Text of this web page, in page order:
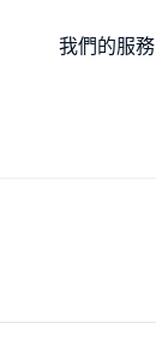
我們的服務